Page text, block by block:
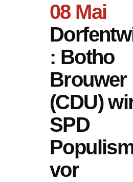
08 Mai
: Botho
Brouwer
(CDU)
SPD
vor